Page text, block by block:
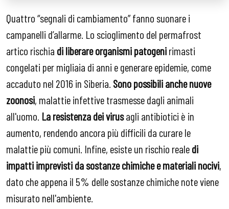
Quattro “segnali di cambiamento” fanno suonare i
campanelli d’allarme. Lo scioglimento del permafrost
artico rischia di liberare organismi patogenirimasti
congelati per migliaia di anni e generare epidemie, come
accaduto nel 2016 in Siberia. Sono possibili anche nuove
zoonosi, malattie infettive trasmesse dagli animali
all'uomo. La resistenza dei virusagli antibiotici è in
aumento, rendendo ancora più difficili da curare le
malattie più comuni. Infine, esiste un rischio realedi
impatti imprevisti da sostanze chimiche e materiali nocivi,
dato che appena il 5% delle sostanze chimiche note viene
misurato nell'ambiente.